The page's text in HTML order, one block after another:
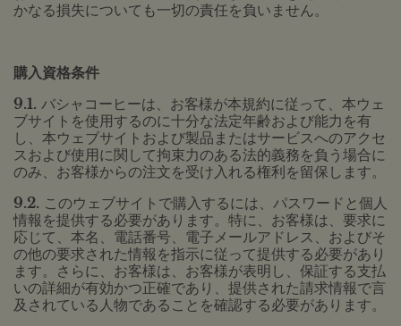
かなる損失についても一切の責任を負いません。
購入資格条件
9.1. バシャコーヒーは、お客様が本規約に従って、本ウェ
ブサイトを使用するのに十分な法定年齢および能力を有
し、本ウェブサイトおよび製品またはサービスへのアクセ
スおよび使用に関して拘束力のある法的義務を負う場合に
のみ、お客様からの注文を受け入れる権利を留保します。
9.2. このウェブサイトで購入するには、パスワードと個人
情報を提供する必要があります。特に、お客様は、要求に
応じて、本名、電話番号、電子メールアドレス、およびそ
の他の要求された情報を指示に従って提供する必要があり
ます。さらに、お客様は、お客様が表明し、保証する支払
いの詳細が有効かつ正確であり、提供された請求情報で言
及されている人物であることを確認する必要があります。